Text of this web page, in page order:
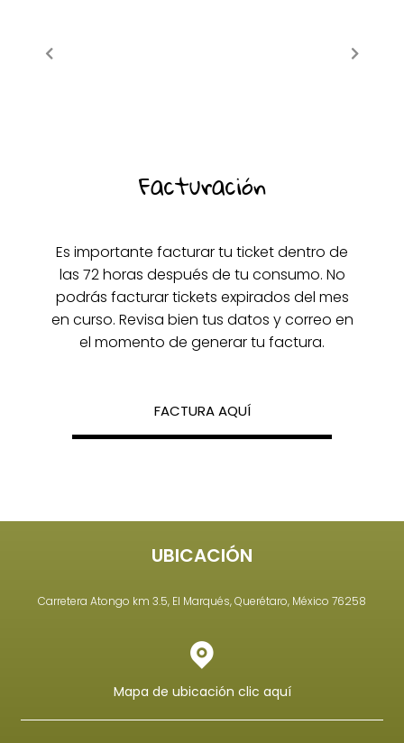
Facturación
Es importante facturar tu ticket dentro de
las 72 horas después de tu consumo. No
podrás facturar tickets expirados del mes
en curso. Revisa bien tus datos y correo en
el momento de generar tu factura.
FACTURA AQUÍ
UBICACIÓN
Carretera Atongo km 3.5, El Marqués, Querétaro, México 76258
Mapa de ubicación clic aquí